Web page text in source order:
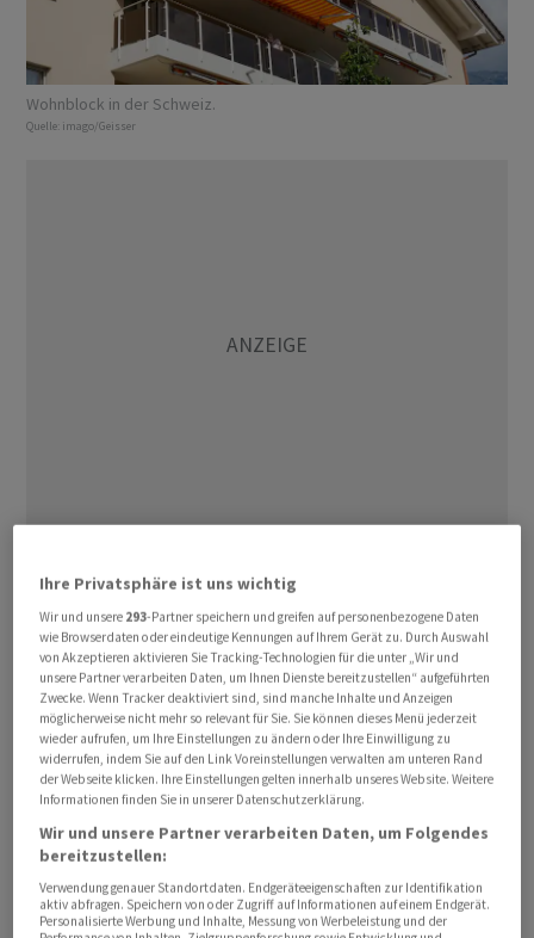
Wohnblock in der Schweiz.
Quelle: imago/Geisser
Immobilienanlagen», sagt IAZI-
Verwaltungsratspräsident Donato Scognamiglio am
Montag vor den Medien in Zürich. Es sei die Kombination
aus steigenden Mieten und Wertsteigerungen der
Immobilien, welche die Renditen hoch halte.
Konkret erzielten Immobilien-Direktanlagen im letzten
Jahr eine durchschnittliche Rendite von 6,1 Prozent.
Nochmals ein sattes Plus gegenüber dem Vorjahr, als
bereits ein Plus von 4,4 Prozent resultierte.
Wer in Wohnungen investierte hatte, erzielte sogar eine
Ihre Privatsphäre ist uns wichtig
Wir und unsere 293-Partner speichern und greifen auf personenbezogene Daten
wie Browserdaten oder eindeutige Kennungen auf Ihrem Gerät zu. Durch Auswahl
von Akzeptieren aktivieren Sie Tracking-Technologien für die unter „Wir und
unsere Partner verarbeiten Daten, um Ihnen Dienste bereitzustellen“ aufgeführten
Zwecke. Wenn Tracker deaktiviert sind, sind manche Inhalte und Anzeigen
möglicherweise nicht mehr so relevant für Sie. Sie können dieses Menü jederzeit
wieder aufrufen, um Ihre Einstellungen zu ändern oder Ihre Einwilligung zu
widerrufen, indem Sie auf den Link Voreinstellungen verwalten am unteren Rand
der Webseite klicken. Ihre Einstellungen gelten innerhalb unseres Website. Weitere
Informationen finden Sie in unserer Datenschutzerklärung.
Wir und unsere Partner verarbeiten Daten, um Folgendes
bereitzustellen:
Verwendung genauer Standortdaten. Endgeräteeigenschaften zur Identifikation
aktiv abfragen. Speichern von oder Zugriff auf Informationen auf einem Endgerät.
Personalisierte Werbung und Inhalte, Messung von Werbeleistung und der